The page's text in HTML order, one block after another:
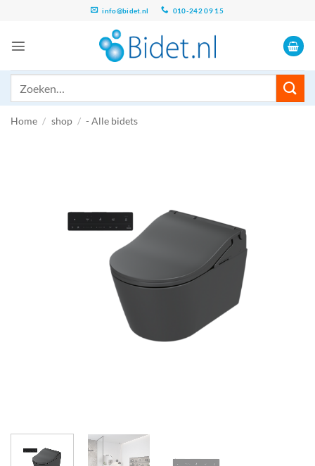
inhoud
info@bidet.nl 010-242 09 15
Home / shop / - Alle bidets